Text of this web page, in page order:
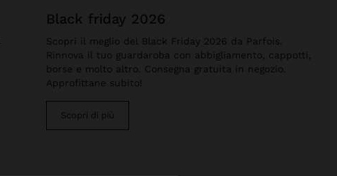
black friday 2026
Scopri il meglio del Black Friday 2026 da Parfois.
Rinnova il tuo guardaroba con abbigliamento, cappotti,
borse e molto altro. Consegna gratuita in negozio.
Approfittane subito!
Scopri di più